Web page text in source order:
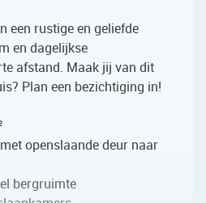
een rustige en geliefde
en dagelijkse
afstand. Maak jij van dit
Plan een bezichtiging in!
openslaande deur naar
bergruimte